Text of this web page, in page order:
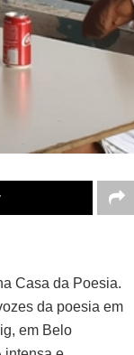
Casa da Poesia.
da poesia em
em Belo